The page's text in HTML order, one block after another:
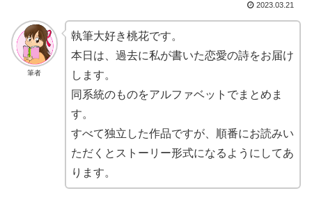
2023.03.21
筆者
執筆大好き桃花です。
本日は、過去に私が書いた恋愛の詩をお届け
します。
同系統のものをアルファベットでまとめま
す。
すべて独立した作品ですが、順番にお読みい
ただくとストーリー形式になるようにしてあ
ります。